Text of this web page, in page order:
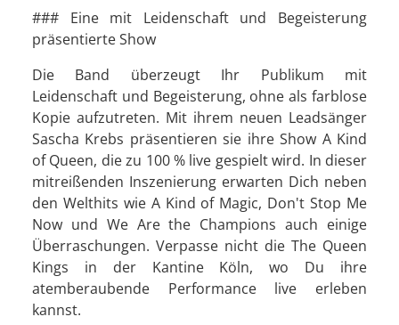
### Eine mit Leidenschaft und Begeisterung
präsentierte Show
Die Band überzeugt Ihr Publikum mit
Leidenschaft und Begeisterung, ohne als farblose
Kopie aufzutreten. Mit ihrem neuen Leadsänger
Sascha Krebs präsentieren sie ihre Show A Kind
of Queen, die zu 100 % live gespielt wird. In dieser
mitreißenden Inszenierung erwarten Dich neben
den Welthits wie A Kind of Magic, Don't Stop Me
Now und We Are the Champions auch einige
Überraschungen. Verpasse nicht die The Queen
Kings in der Kantine Köln, wo Du ihre
atemberaubende Performance live erleben
kannst.